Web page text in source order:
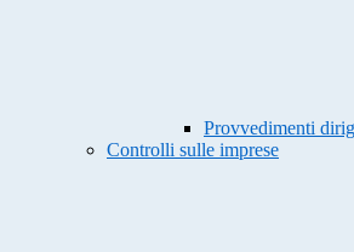
Provvedimenti
Controlli sulle imprese